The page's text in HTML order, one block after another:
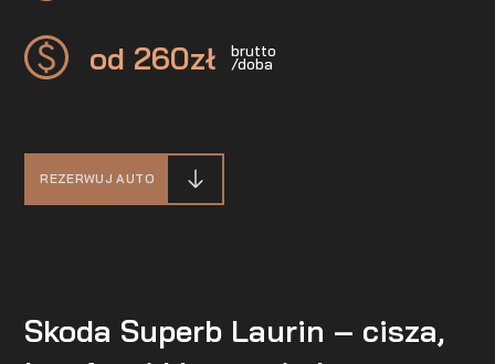
od 260zł brutto
/doba
REZERWUJ AUTO
Skoda Superb Laurin – cisza,